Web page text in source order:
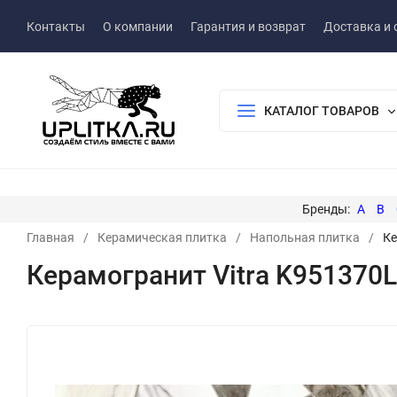
Контакты О компании Гарантия и возврат Доставка и
КАТАЛОГ ТОВАРОВ
A B
Главная
/ Керамическая плитка / Напольная плитка /
Керамогранит Vitra